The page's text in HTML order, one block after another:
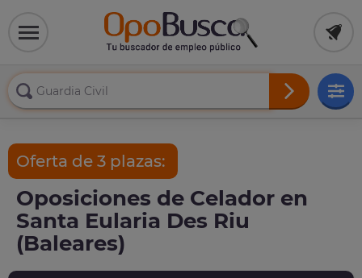
Oferta de 3 plazas:
Oposiciones de Celador en
Santa Eularia Des Riu
(Baleares)